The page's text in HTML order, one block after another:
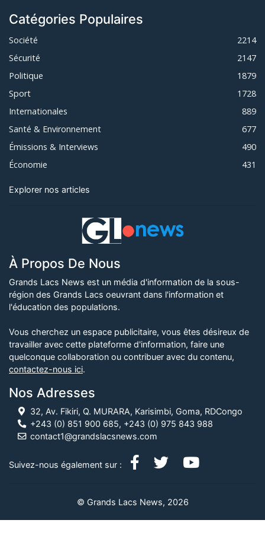
Catégories Populaires
Société
2214
Sécurité
2147
Politique
1879
Sport
1728
Internationales
889
Santé & Environnement
677
Émissions & Interviews
490
Économie
431
Explorer nos articles
À Propos De Nous
Grands Lacs News est un média d'information de la sous-
région des Grands Lacs oeuvrant dans l'information et
l'éducation des populations.
Vous cherchez un espace publicitaire, vous êtes désireux de
travailler avec cette plateforme d'information, faire une
quelconque collaboration ou contribuer avec du contenu,
contactez-nous ici.
Nos Adresses
32, Av. Fikiri, Q. MURARA, Karisimbi, Goma, RDCongo
+243 (0) 851 900 685, +243 (0) 975 843 988
contact1@grandslacsnews.com
Suivez-nous également sur :
© Grands Lacs News, 2026